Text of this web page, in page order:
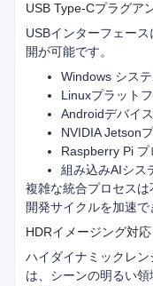
USB Type-Cプラグア
USBインターフェー
開が可能です。
Windows システ
Linuxプラット
Androidデバイス
NVIDIA Jetson
Raspberry Pi プ
組み込みAIシス
複雑な統合プロセス
開発サイクルを加速で
HDRイメージング対応
ハイダイナミックレ
は、シーンの明るい